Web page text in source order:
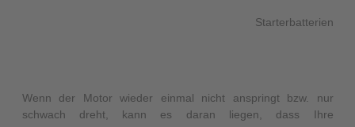
Starterbatterien
Wenn der Motor wieder einmal nicht anspringt bzw. nur
schwach dreht, kann es daran liegen, dass Ihre